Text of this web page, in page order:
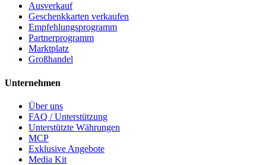
Ausverkauf
Geschenkkarten verkaufen
Empfehlungsprogramm
Partnerprogramm
Marktplatz
Großhandel
Unternehmen
Über uns
FAQ / Unterstützung
Unterstützte Währungen
MCP
Exklusive Angebote
Media Kit